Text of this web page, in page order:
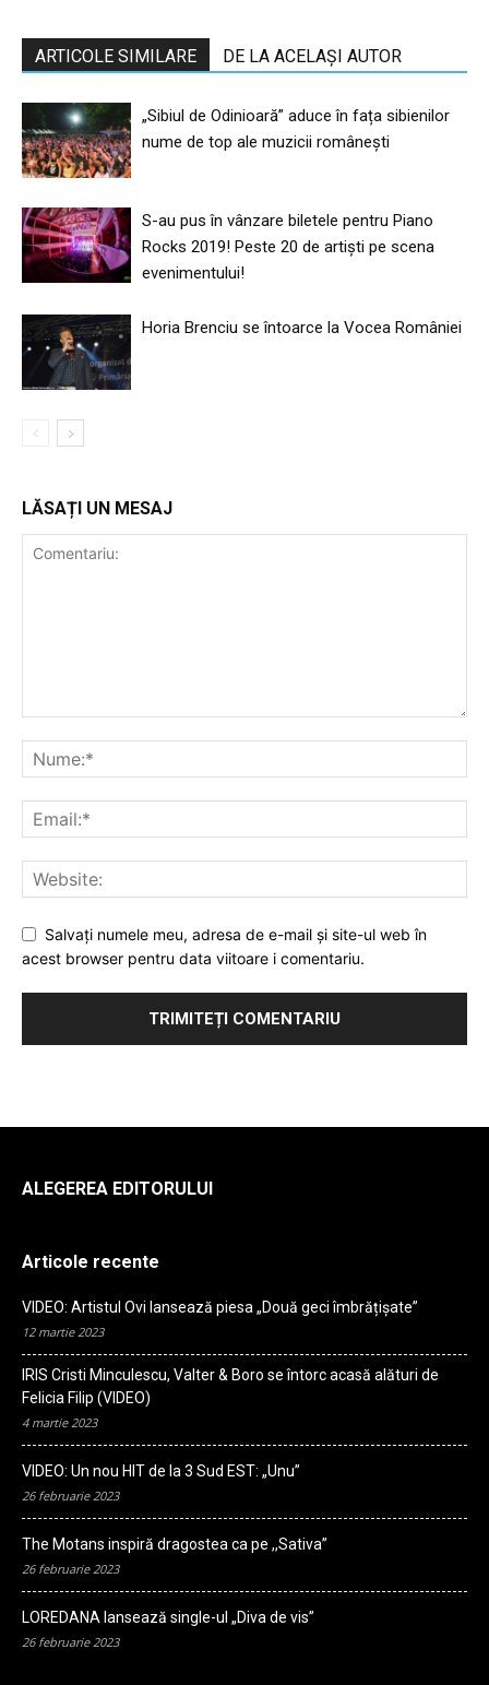
ARTICOLE SIMILARE DE LA ACELAȘI AUTOR
„Sibiul de Odinioară” aduce în fața sibienilor
nume de top ale muzicii românești
S-au pus în vânzare biletele pentru Piano
Rocks 2019! Peste 20 de artiști pe scena
evenimentului!
Horia Brenciu se întoarce la Vocea României
LĂSAȚI UN MESAJ
Salvați numele meu, adresa de e-mail și site-ul web în
acest browser pentru data viitoare i comentariu.
ALEGEREA EDITORULUI
Articole recente
VIDEO: Artistul Ovi lansează piesa „Două geci îmbrățișate”
12 martie 2023
IRIS Cristi Minculescu, Valter & Boro se întorc acasă alături de
Felicia Filip (VIDEO)
4 martie 2023
VIDEO: Un nou HIT de la 3 Sud EST: „Unu”
26 februarie 2023
The Motans inspiră dragostea ca pe ,,Sativa”
26 februarie 2023
LOREDANA lansează single-ul „Diva de vis”
26 februarie 2023